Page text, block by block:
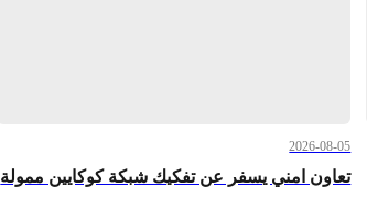
2026-08-05
تعاون امني يسفر عن تفكيك شبكة كوكايين ممولة